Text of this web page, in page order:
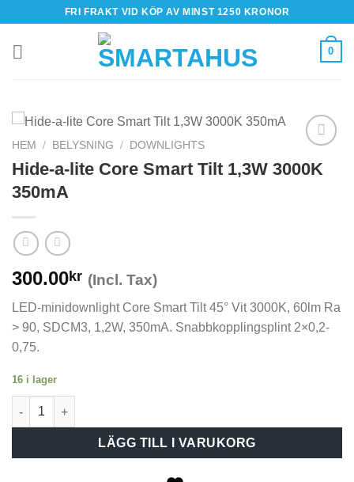
content
FRI FRAKT VID KÖP AV MINST 1250 KRONOR
0
HEM / BELYSNING / DOWNLIGHTS
Hide-a-lite Core Smart Tilt 1,3W 3000K
350mA
300.00kr (Incl. Tax)
LED-minidownlight Core Smart Tilt 45° Vit 3000K, 60lm Ra
> 90, SDCM3, 1,2W, 350mA. Snabbkopplingsplint 2×0,2-
0,75.
16 i lager
Hide-a-lite Core Smart Tilt 1,3W 3000K 350mA mängd
LÄGG TILL I VARUKORG